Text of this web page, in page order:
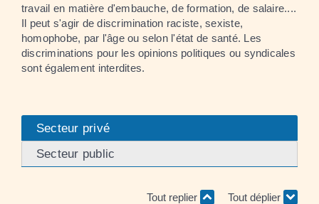
travail en matière d'embauche, de formation, de salaire....
Il peut s'agir de discrimination raciste, sexiste,
homophobe, par l'âge ou selon l'état de santé. Les
discriminations pour les opinions politiques ou syndicales
sont également interdites.
Secteur privé
Secteur public
Tout replier Tout déplier